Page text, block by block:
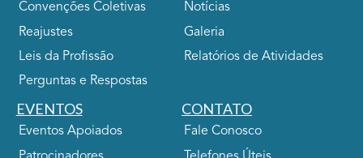
Convenções Coletivas
Reajustes
Leis da Profissão
Perguntas e Respostas
Notícias
Galeria
Relatórios de Atividades
EVENTOS
Eventos Apoiados
CONTATO
Fale Conosco